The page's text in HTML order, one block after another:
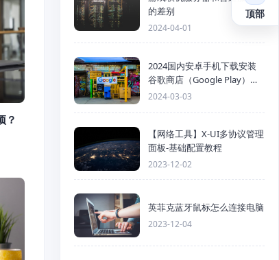
？
的差别
2024-04-01
2024国内安卓手机下载安装
谷歌商店（Google Play）详
细步骤
2024-03-03
【网络工具】X-UI多协议管理
面板-基础配置教程
2023-12-02
英菲克蓝牙鼠标怎么连接电脑
2023-12-04
顶部